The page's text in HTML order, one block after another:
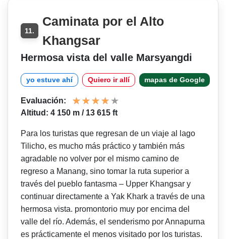
11.
Caminata por el Alto
Khangsar
Hermosa vista del valle Marsyangdi
yo estuve ahí Quiero ir allí mapas de Google
Evaluación:
Altitud: 4 150 m / 13 615 ft
Para los turistas que regresan de un viaje al lago
Tilicho, es mucho más práctico y también más
agradable no volver por el mismo camino de
regreso a Manang, sino tomar la ruta superior a
través del pueblo fantasma – Upper Khangsar y
continuar directamente a Yak Khark a través de una
hermosa vista. promontorio muy por encima del
valle del río. Además, el senderismo por Annapurna
es prácticamente el menos visitado por los turistas.